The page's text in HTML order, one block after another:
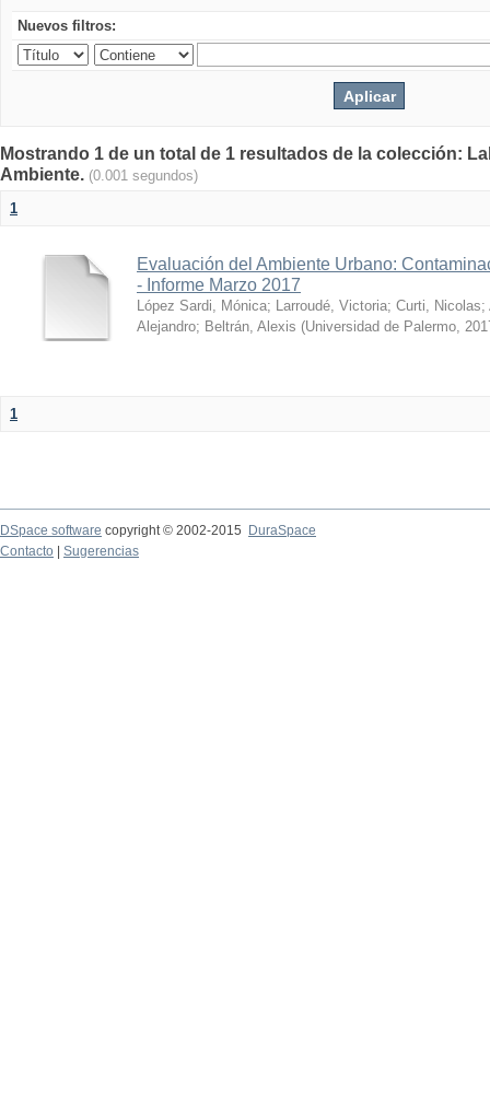
Nuevos filtros:
Mostrando 1 de un total de 1 resultados de la colección:
Ambiente. (0.001 segundos)
1
Evaluación del Ambiente Urbano:
- Informe Marzo 2017
López Sardi, Mónica; Larroudé, Victoria; Curti, Nicolas;
Alejandro; Beltrán, Alexis (Universidad de Palermo,
1
DSpace software copyright © 2002-2015
DuraSpace
Contacto
Sugerencias